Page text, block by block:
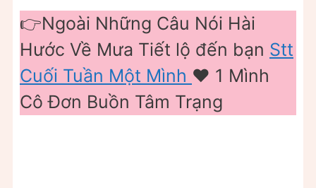
👉Ngoài Những Câu Nói Hài
Hước Về Mưa Tiết lộ đến bạn Stt
Cuối Tuần Một Mình ❤️️ 1 Mình
Cô Đơn Buồn Tâm Trạng